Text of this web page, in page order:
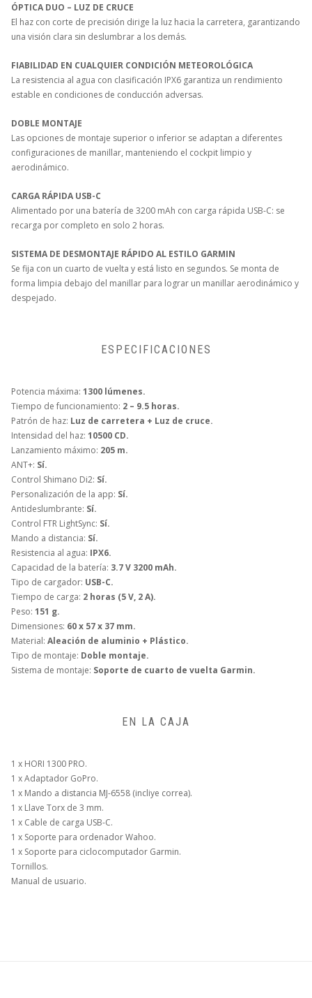
ÓPTICA DUO – LUZ DE CRUCE
El haz con corte de precisión dirige la luz hacia la carretera, garantizando
una visión clara sin deslumbrar a los demás.
FIABILIDAD EN CUALQUIER CONDICIÓN METEOROLÓGICA
La resistencia al agua con clasificación IPX6 garantiza un rendimiento
estable en condiciones de conducción adversas.
DOBLE MONTAJE
Las opciones de montaje superior o inferior se adaptan a diferentes
configuraciones de manillar, manteniendo el cockpit limpio y
aerodinámico.
CARGA RÁPIDA USB-C
Alimentado por una batería de 3200 mAh con carga rápida USB-C: se
recarga por completo en solo 2 horas.
SISTEMA DE DESMONTAJE RÁPIDO AL ESTILO GARMIN
Se fija con un cuarto de vuelta y está listo en segundos. Se monta de
forma limpia debajo del manillar para lograr un manillar aerodinámico y
despejado.
ESPECIFICACIONES
Potencia máxima: 1300 lúmenes.
Tiempo de funcionamiento: 2 – 9.5 horas.
Patrón de haz: Luz de carretera + Luz de cruce.
Intensidad del haz: 10500 CD.
Lanzamiento máximo: 205 m.
ANT+: Sí.
Control Shimano Di2: Sí.
Personalización de la app: Sí.
Antideslumbrante: Sí.
Control FTR LightSync: Sí.
Mando a distancia: Sí.
Resistencia al agua: IPX6.
Capacidad de la batería: 3.7 V 3200 mAh.
Tipo de cargador: USB-C.
Tiempo de carga: 2 horas (5 V, 2 A).
Peso: 151 g.
Dimensiones: 60 x 57 x 37 mm.
Material: Aleación de aluminio + Plástico.
Tipo de montaje: Doble montaje.
Sistema de montaje: Soporte de cuarto de vuelta Garmin.
EN LA CAJA
1 x HORI 1300 PRO.
1 x Adaptador GoPro.
1 x Mando a distancia MJ-6558 (incliye correa).
1 x Llave Torx de 3 mm.
1 x Cable de carga USB-C.
1 x Soporte para ordenador Wahoo.
1 x Soporte para ciclocomputador Garmin.
Tornillos.
Manual de usuario.